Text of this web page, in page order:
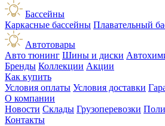
Бассейны
Каркасные бассейны Плавательный
Автотовары
Авто тюнинг Шины и диски
Бренды Коллекции Акции
Как купить
Условия оплаты Условия доставки
О компании
Новости Склады Грузоперевозки
Контакты